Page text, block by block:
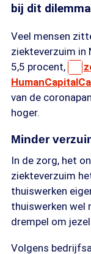
bij dit
Veel mensen
ziekteverzuim in
5,5 procent,
van de
hoger.
Minder
In de zorg, het
ziekteverzuim
thuiswerken
thuiswerken wel
drempel om
Volgens